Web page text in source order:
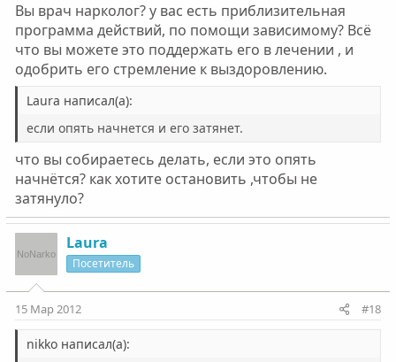
Вы врач нарколог? у вас есть приблизительная
программа действий, по помощи зависимому? Всё
что вы можете это поддержать его в лечении , и
одобрить его стремление к выздоровлению.
Laura написал(а):
если опять начнется и его затянет.
что вы собираетесь делать, если это опять
начнётся? как хотите остановить ,чтобы не
затянуло?
Laura
Посетитель
15 Мар 2012 #18
nikko написал(а):